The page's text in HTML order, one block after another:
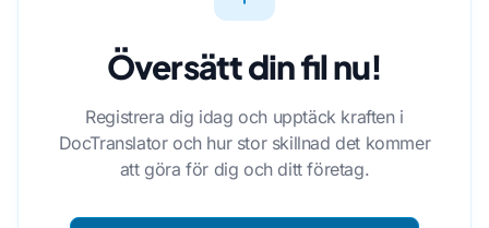
Översätt din fil nu!
Registrera dig idag och upptäck kraften i
DocTranslator och hur stor skillnad det kommer
att göra för dig och ditt företag.